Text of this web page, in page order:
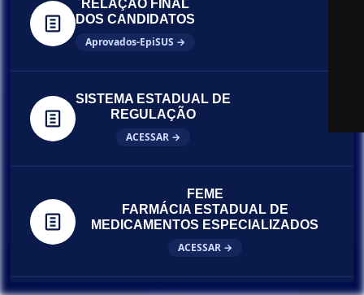
RELAÇÃO FINAL
DOS CANDIDATOS
Aprovados-EpiSUS →
SISTEMA ESTADUAL DE
REGULAÇÃO
ACESSAR →
FEME
FARMÁCIA ESTADUAL DE
MEDICAMENTOS ESPECIALIZADOS
ACESSAR →